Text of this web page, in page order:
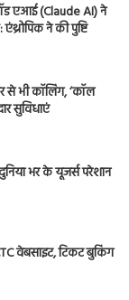
एआई (Claude AI) ने
ने की पुष्टि
से भी कॉलिंग, ‘कॉल
सुविधाएं
भर के यूजर्स परेशान
वेबसाइट, टिकट बुकिंग